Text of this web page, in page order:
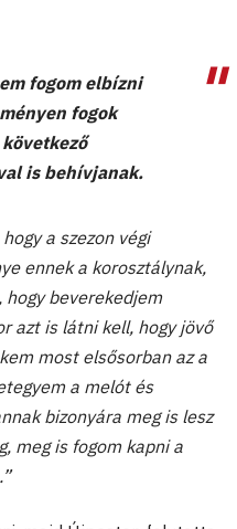
fogom elbízni
fogok
is behívjanak.
a szezon végi
ennek a korosztálynak,
beverekedjem
azt is látni kell, hogy jövő
most elsősorban az a
a melót és
bizonyára meg is lesz
meg is fogom kapni a